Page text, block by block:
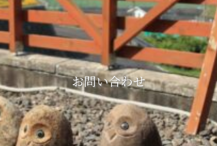
お問い合わせ
" alt="">